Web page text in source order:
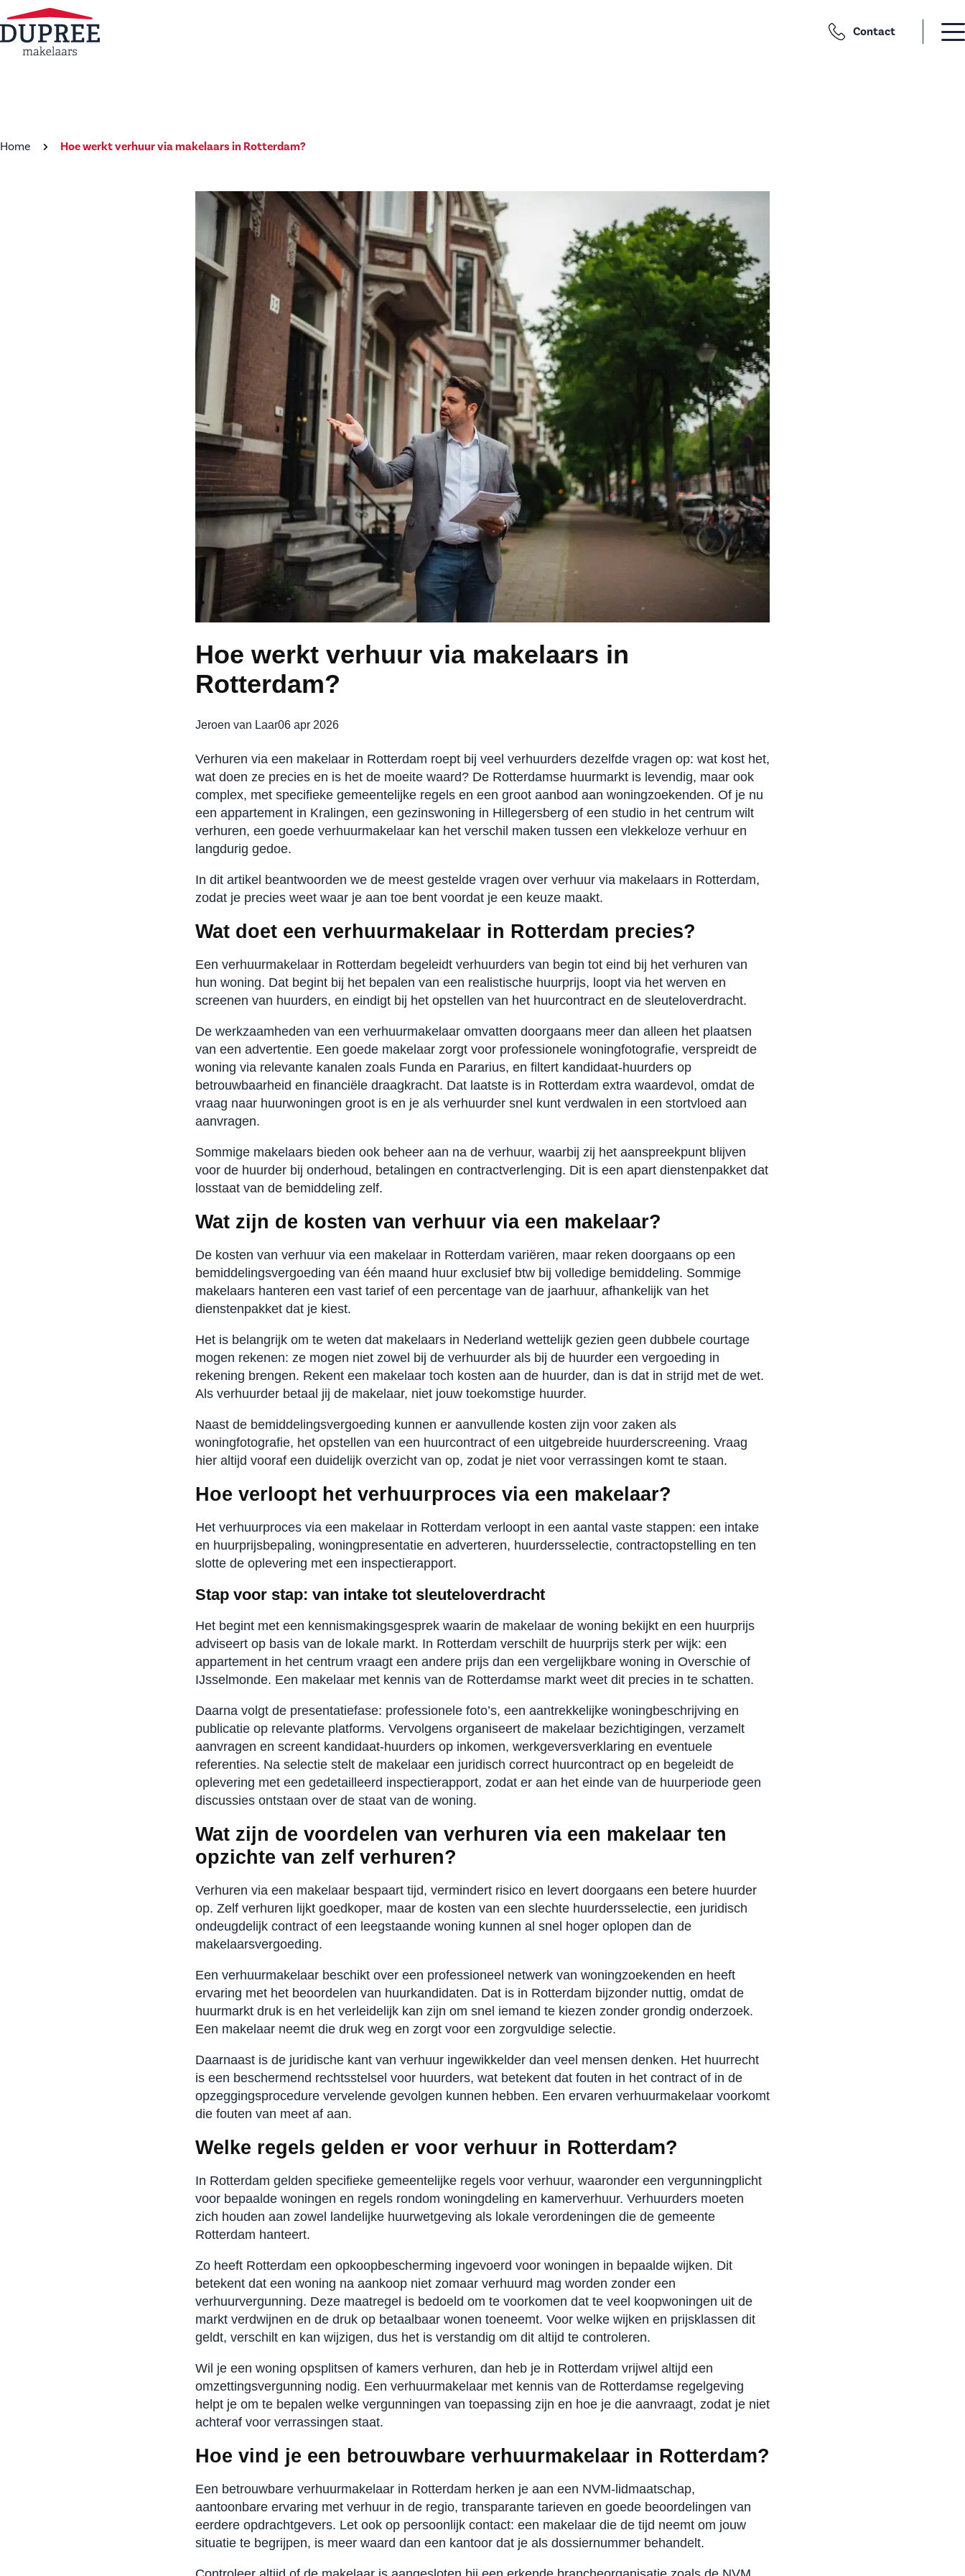
Contact
Home Hoe werkt verhuur via makelaars in Rotterdam?
Hoe werkt verhuur via makelaars in
Rotterdam?
Jeroen van Laar06 apr 2026
Verhuren via een makelaar in Rotterdam roept bij veel verhuurders dezelfde vragen op: wat kost het,
wat doen ze precies en is het de moeite waard? De Rotterdamse huurmarkt is levendig, maar ook
complex, met specifieke gemeentelijke regels en een groot aanbod aan woningzoekenden. Of je nu
een appartement in Kralingen, een gezinswoning in Hillegersberg of een studio in het centrum wilt
verhuren, een goede verhuurmakelaar kan het verschil maken tussen een vlekkeloze verhuur en
langdurig gedoe.
In dit artikel beantwoorden we de meest gestelde vragen over verhuur via makelaars in Rotterdam,
zodat je precies weet waar je aan toe bent voordat je een keuze maakt.
Wat doet een verhuurmakelaar in Rotterdam precies?
Een verhuurmakelaar in Rotterdam begeleidt verhuurders van begin tot eind bij het verhuren van
hun woning. Dat begint bij het bepalen van een realistische huurprijs, loopt via het werven en
screenen van huurders, en eindigt bij het opstellen van het huurcontract en de sleuteloverdracht.
De werkzaamheden van een verhuurmakelaar omvatten doorgaans meer dan alleen het plaatsen
van een advertentie. Een goede makelaar zorgt voor professionele woningfotografie, verspreidt de
woning via relevante kanalen zoals Funda en Pararius, en filtert kandidaat-huurders op
betrouwbaarheid en financiële draagkracht. Dat laatste is in Rotterdam extra waardevol, omdat de
vraag naar huurwoningen groot is en je als verhuurder snel kunt verdwalen in een stortvloed aan
aanvragen.
Sommige makelaars bieden ook beheer aan na de verhuur, waarbij zij het aanspreekpunt blijven
voor de huurder bij onderhoud, betalingen en contractverlenging. Dit is een apart dienstenpakket dat
losstaat van de bemiddeling zelf.
Wat zijn de kosten van verhuur via een makelaar?
De kosten van verhuur via een makelaar in Rotterdam variëren, maar reken doorgaans op een
bemiddelingsvergoeding van één maand huur exclusief btw bij volledige bemiddeling. Sommige
makelaars hanteren een vast tarief of een percentage van de jaarhuur, afhankelijk van het
dienstenpakket dat je kiest.
Het is belangrijk om te weten dat makelaars in Nederland wettelijk gezien geen dubbele courtage
mogen rekenen: ze mogen niet zowel bij de verhuurder als bij de huurder een vergoeding in
rekening brengen. Rekent een makelaar toch kosten aan de huurder, dan is dat in strijd met de wet.
Als verhuurder betaal jij de makelaar, niet jouw toekomstige huurder.
Naast de bemiddelingsvergoeding kunnen er aanvullende kosten zijn voor zaken als
woningfotografie, het opstellen van een huurcontract of een uitgebreide huurderscreening. Vraag
hier altijd vooraf een duidelijk overzicht van op, zodat je niet voor verrassingen komt te staan.
Hoe verloopt het verhuurproces via een makelaar?
Het verhuurproces via een makelaar in Rotterdam verloopt in een aantal vaste stappen: een intake
en huurprijsbepaling, woningpresentatie en adverteren, huurdersselectie, contractopstelling en ten
slotte de oplevering met een inspectierapport.
Stap voor stap: van intake tot sleuteloverdracht
Het begint met een kennismakingsgesprek waarin de makelaar de woning bekijkt en een huurprijs
adviseert op basis van de lokale markt. In Rotterdam verschilt de huurprijs sterk per wijk: een
appartement in het centrum vraagt een andere prijs dan een vergelijkbare woning in Overschie of
IJsselmonde. Een makelaar met kennis van de Rotterdamse markt weet dit precies in te schatten.
Daarna volgt de presentatiefase: professionele foto’s, een aantrekkelijke woningbeschrijving en
publicatie op relevante platforms. Vervolgens organiseert de makelaar bezichtigingen, verzamelt
aanvragen en screent kandidaat-huurders op inkomen, werkgeversverklaring en eventuele
referenties. Na selectie stelt de makelaar een juridisch correct huurcontract op en begeleidt de
oplevering met een gedetailleerd inspectierapport, zodat er aan het einde van de huurperiode geen
discussies ontstaan over de staat van de woning.
Wat zijn de voordelen van verhuren via een makelaar ten
opzichte van zelf verhuren?
Verhuren via een makelaar bespaart tijd, vermindert risico en levert doorgaans een betere huurder
op. Zelf verhuren lijkt goedkoper, maar de kosten van een slechte huurdersselectie, een juridisch
ondeugdelijk contract of een leegstaande woning kunnen al snel hoger oplopen dan de
makelaarsvergoeding.
Een verhuurmakelaar beschikt over een professioneel netwerk van woningzoekenden en heeft
ervaring met het beoordelen van huurkandidaten. Dat is in Rotterdam bijzonder nuttig, omdat de
huurmarkt druk is en het verleidelijk kan zijn om snel iemand te kiezen zonder grondig onderzoek.
Een makelaar neemt die druk weg en zorgt voor een zorgvuldige selectie.
Daarnaast is de juridische kant van verhuur ingewikkelder dan veel mensen denken. Het huurrecht
is een beschermend rechtsstelsel voor huurders, wat betekent dat fouten in het contract of in de
opzeggingsprocedure vervelende gevolgen kunnen hebben. Een ervaren verhuurmakelaar voorkomt
die fouten van meet af aan.
Welke regels gelden er voor verhuur in Rotterdam?
In Rotterdam gelden specifieke gemeentelijke regels voor verhuur, waaronder een vergunningplicht
voor bepaalde woningen en regels rondom woningdeling en kamerverhuur. Verhuurders moeten
zich houden aan zowel landelijke huurwetgeving als lokale verordeningen die de gemeente
Rotterdam hanteert.
Zo heeft Rotterdam een opkoopbescherming ingevoerd voor woningen in bepaalde wijken. Dit
betekent dat een woning na aankoop niet zomaar verhuurd mag worden zonder een
verhuurvergunning. Deze maatregel is bedoeld om te voorkomen dat te veel koopwoningen uit de
markt verdwijnen en de druk op betaalbaar wonen toeneemt. Voor welke wijken en prijsklassen dit
geldt, verschilt en kan wijzigen, dus het is verstandig om dit altijd te controleren.
Wil je een woning opsplitsen of kamers verhuren, dan heb je in Rotterdam vrijwel altijd een
omzettingsvergunning nodig. Een verhuurmakelaar met kennis van de Rotterdamse regelgeving
helpt je om te bepalen welke vergunningen van toepassing zijn en hoe je die aanvraagt, zodat je niet
achteraf voor verrassingen staat.
Hoe vind je een betrouwbare verhuurmakelaar in Rotterdam?
Een betrouwbare verhuurmakelaar in Rotterdam herken je aan een NVM-lidmaatschap,
aantoonbare ervaring met verhuur in de regio, transparante tarieven en goede beoordelingen van
eerdere opdrachtgevers. Let ook op persoonlijk contact: een makelaar die de tijd neemt om jouw
situatie te begrijpen, is meer waard dan een kantoor dat je als dossiernummer behandelt.